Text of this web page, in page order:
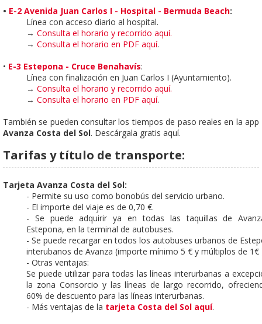
• E-2 Avenida Juan Carlos I - Hospital - Bermuda Beach:
Línea con acceso diario al hospital.
→ Consulta el horario y recorrido aquí.
→ Consulta el horario en PDF aquí.
• E-3 Estepona - Cruce Benahavís:
Línea con finalización en Juan Carlos I (Ayuntamiento).
→ Consulta el horario y recorrido aquí.
→ Consulta el horario en PDF aquí.
También se pueden consultar los tiempos de paso reales en la app
Avanza Costa del Sol. Descárgala gratis aquí.
Tarifas y título de transporte:
Tarjeta Avanza Costa del Sol:
- Permite su uso como bonobús del servicio urbano.
- El importe del viaje es de 0,70 €.
- Se puede adquirir ya en todas las taquillas de
Estepona, en la terminal de autobuses.
- Se puede recargar en todos los autobuses urbanos de
interubanos de Avanza (importe mínimo 5 € y múltiplos de 1€
- Otras ventajas:
Se puede utilizar para todas las líneas interurbanas a
la zona Consorcio y las líneas de largo recorrido,
60% de descuento para las líneas interurbanas.
- Más ventajas de la tarjeta Costa del Sol aquí.